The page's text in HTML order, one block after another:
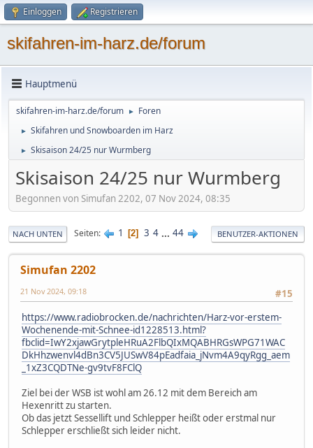
Einloggen Registrieren
skifahren-im-harz.de/forum
Hauptmenü
skifahren-im-harz.de/forum ► Foren
► Skifahren und Snowboarden im Harz
► Skisaison 24/25 nur Wurmberg
Skisaison 24/25 nur Wurmberg
Begonnen von Simufan 2202, 07 Nov 2024, 08:35
NACH UNTEN Seiten 1 2 3 4 ... 44 BENUTZER-AKTIONEN
Simufan 2202
#15
21 Nov 2024, 09:18
https://www.radiobrocken.de/nachrichten/Harz-vor-erstem-
Wochenende-mit-Schnee-id1228513.html?
fbclid=IwY2xjawGrytpleHRuA2FlbQIxMQABHRGsWPG71WAC
DkHhzwenvl4dBn3CV5JUSwV84pEadfaia_jNvm4A9qyRgg_aem
_1xZ3CQDTNe-gv9tvF8FClQ
Ziel bei der WSB ist wohl am 26.12 mit dem Bereich am
Hexenritt zu starten.
Ob das jetzt Sessellift und Schlepper heißt oder erstmal nur
Schlepper erschließt sich leider nicht.